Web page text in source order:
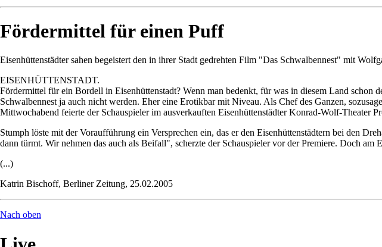
Fördermittel für einen Puff
Eisenhüttenstädter sahen begeistert den in ihrer Stadt gedrehten Film "Das Schwalbennest" mit
EISENHÜTTENSTADT.
Fördermittel für ein Bordell in Eisenhüttenstadt? Wenn man bedenkt, für was in diesem Land schon
Schwalbennest ja auch nicht werden. Eher eine Erotikbar mit Niveau. Als Chef des Ganzen,
Mittwochabend feierte der Schauspieler im ausverkauften Eisenhüttenstädter Konrad-Wolf-Theater
Stumph löste mit der Voraufführung ein Versprechen ein, das er den Eisenhüttenstädtern bei den
dann türmt. Wir nehmen das auch als Beifall", scherzte der Schauspieler vor der Premiere. Doch
(...)
Katrin Bischoff, Berliner Zeitung, 25.02.2005
Nach oben